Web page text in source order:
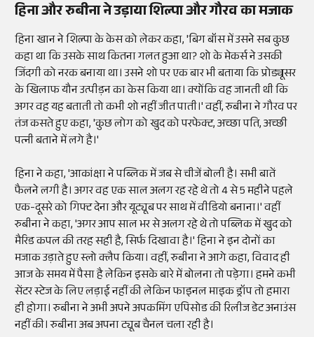
हिना और रुबीना ने उड़ाया शिल्पा और गौरव का मजाक
हिना खान ने शिल्पा के केस को लेकर कहा, 'बिग बॉस में उसने सब कुछ
कहा था कि उसके साथ कितना गलत हुआ था? शो के मेकर्स ने उसकी
जिंदगी को नरक बनाया था। उसने शो पर एक बार भी बताया कि प्रोड्यूसर
के खिलाफ यौन उत्पीड़न का केस किया था। क्योंकि वह जानती थी कि
अगर वह यह बताती तो कभी शो नहीं जीत पाती।' वहीं, रुबीना ने गौरव पर
तंज कसते हुए कहा, 'कुछ लोग को खुद को परफेक्ट, अच्छा पति, अच्छी
पत्नी बताने में लगे है।'
हिना ने कहा, 'आकांक्षा ने पब्लिक में जब से चीजें बोली है। सभी बातें
फैलने लगी है। अगर वह एक साल अलग रह रहे थे तो 4 से 5 महीने पहले
एक-दूसरे को गिफ्ट देना और यूट्यूब पर साथ में वीडियो बनाना।' वहीं
रुबीना ने कहा, 'अगर आप साल भर से अलग रहे थे तो पब्लिक में खुद को
मैरिड कपल की तरह सही है, सिर्फ दिखावा है।' हिना ने इन दोनों का
मजाक उड़ाते हुए स्लो क्लैप किया। वहीं, रुबीना ने आगे कहा, विवाद ही
आज के समय में पैसा है लेकिन इसके बारे में बोलना तो पड़ेगा। हमने कभी
सेंटर स्टेज के लिए लड़ाई नहीं की लेकिन फाइनल माइक ड्रॉप तो हमारा
ही होगा। रुबीना ने अभी अपने अपकमिंग एपिसोड की रिलीज डेट अनाउंस
नहीं की। रुबीना अब अपना ट्यूब चैनल चला रही है।